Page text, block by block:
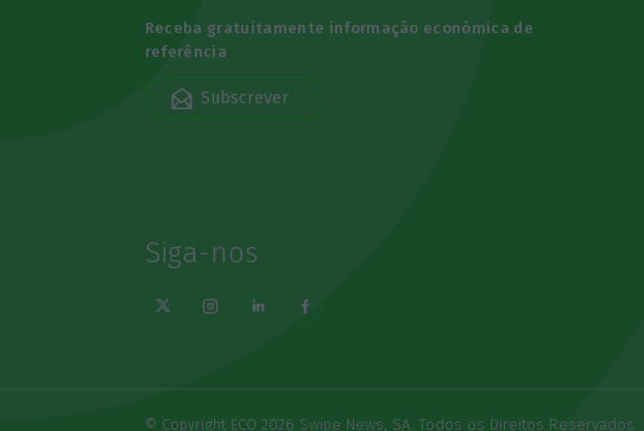
Receba gratuitamente informação económica de
referência
Subscrever
Siga-nos
© Copyright ECO 2026 Swipe News, SA. Todos os Direitos Reservados